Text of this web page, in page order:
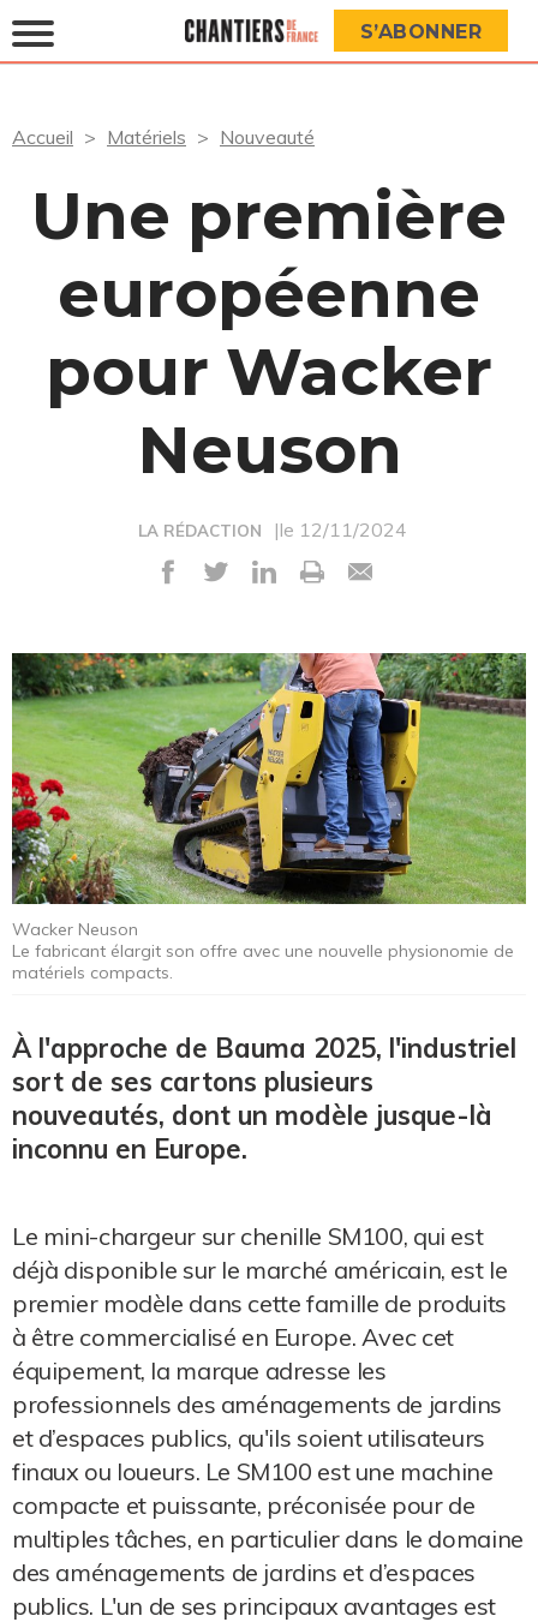
S’ABONNER
Accueil Matériels Nouveauté
Une première
européenne
pour Wacker
Neuson
LA RÉDACTION |le 12/11/2024
Wacker Neuson
Le fabricant élargit son offre avec une nouvelle physionomie de
matériels compacts.
À l'approche de Bauma 2025, l'industriel
sort de ses cartons plusieurs
nouveautés, dont un modèle jusque-là
inconnu en Europe.
Le mini-chargeur sur chenille SM100, qui est
déjà disponible sur le marché américain, est le
premier modèle dans cette famille de produits
à être commercialisé en Europe. Avec cet
équipement, la marque adresse les
professionnels des aménagements de jardins
et d’espaces publics, qu'ils soient utilisateurs
finaux ou loueurs. Le SM100 est une machine
compacte et puissante, préconisée pour de
multiples tâches, en particulier dans le domaine
des aménagements de jardins et d’espaces
publics. L'un de ses principaux avantages est